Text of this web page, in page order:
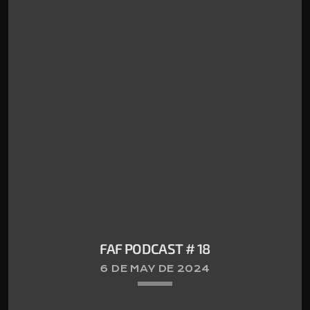
FAF PODCAST # 18
6 DE MAY DE 2024